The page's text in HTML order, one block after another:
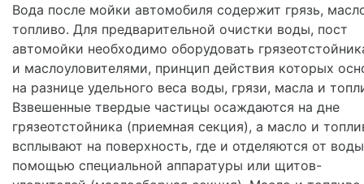
Вода после мойки автомобиля содержит грязь,
топливо. Для предварительной очистки воды, пост
автомойки необходимо оборудовать
и маслоуловителями, принцип действия которых
на разнице удельного веса воды, грязи, масла и
Взвешенные твердые частицы осаждаются на дне
грязеотстойника (приемная секция), а масло и
всплывают на поверхность, где и отделяются от
помощью специальной аппаратуры или щитов-